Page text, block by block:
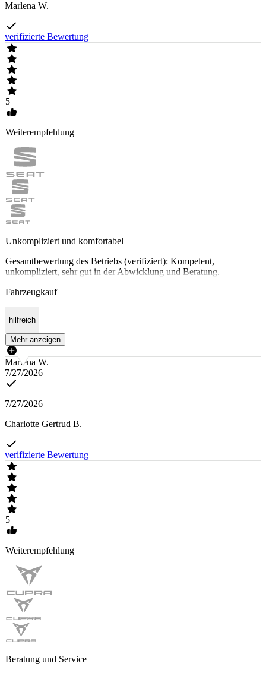
Marlena W.
verifizierte Bewertung
5
Weiterempfehlung
Unkompliziert und komfortabel
Gesamtbewertung des Betriebs (verifiziert): Kompetent,
unkompliziert, sehr gut in der Abwicklung und Beratung.
Fahrzeugkauf
hilfreich
Mehr anzeigen
Marlena W.
7/27/2026
7/27/2026
Charlotte Gertrud B.
verifizierte Bewertung
5
Weiterempfehlung
Beratung und Service